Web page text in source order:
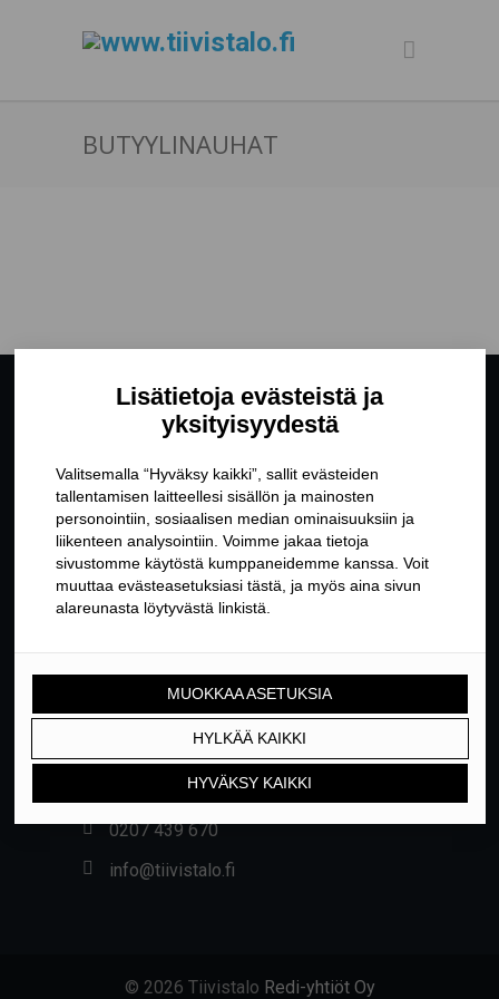
BUTYYLINAUHAT
YHTEYSTIEDOT
Yrittäjäntie 24, 01800 KLAUKKALA
0207 439 670
info@tiivistalo.fi
© 2026 Tiivistalo Redi-yhtiöt Oy